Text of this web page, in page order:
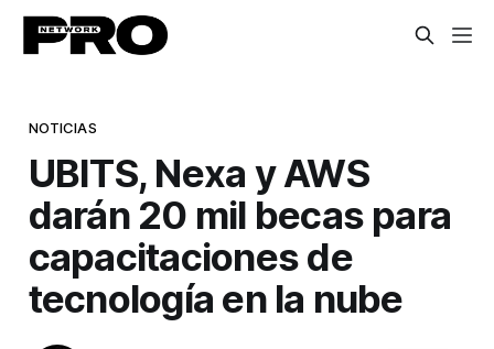
NOTICIAS
UBITS, Nexa y AWS
darán 20 mil becas para
capacitaciones de
tecnología en la nube